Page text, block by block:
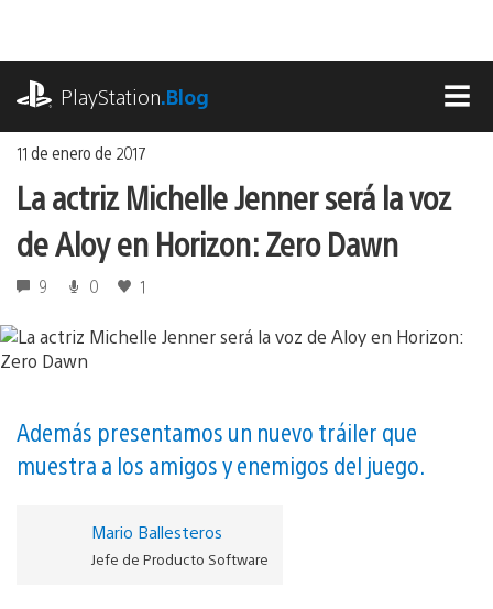
contenido
PlayStation.Blog
11 de enero de 2017
La actriz Michelle Jenner será la voz
de Aloy en Horizon: Zero Dawn
9 0 1
Además presentamos un nuevo tráiler que
muestra a los amigos y enemigos del juego.
Mario Ballesteros
Jefe de Producto Software